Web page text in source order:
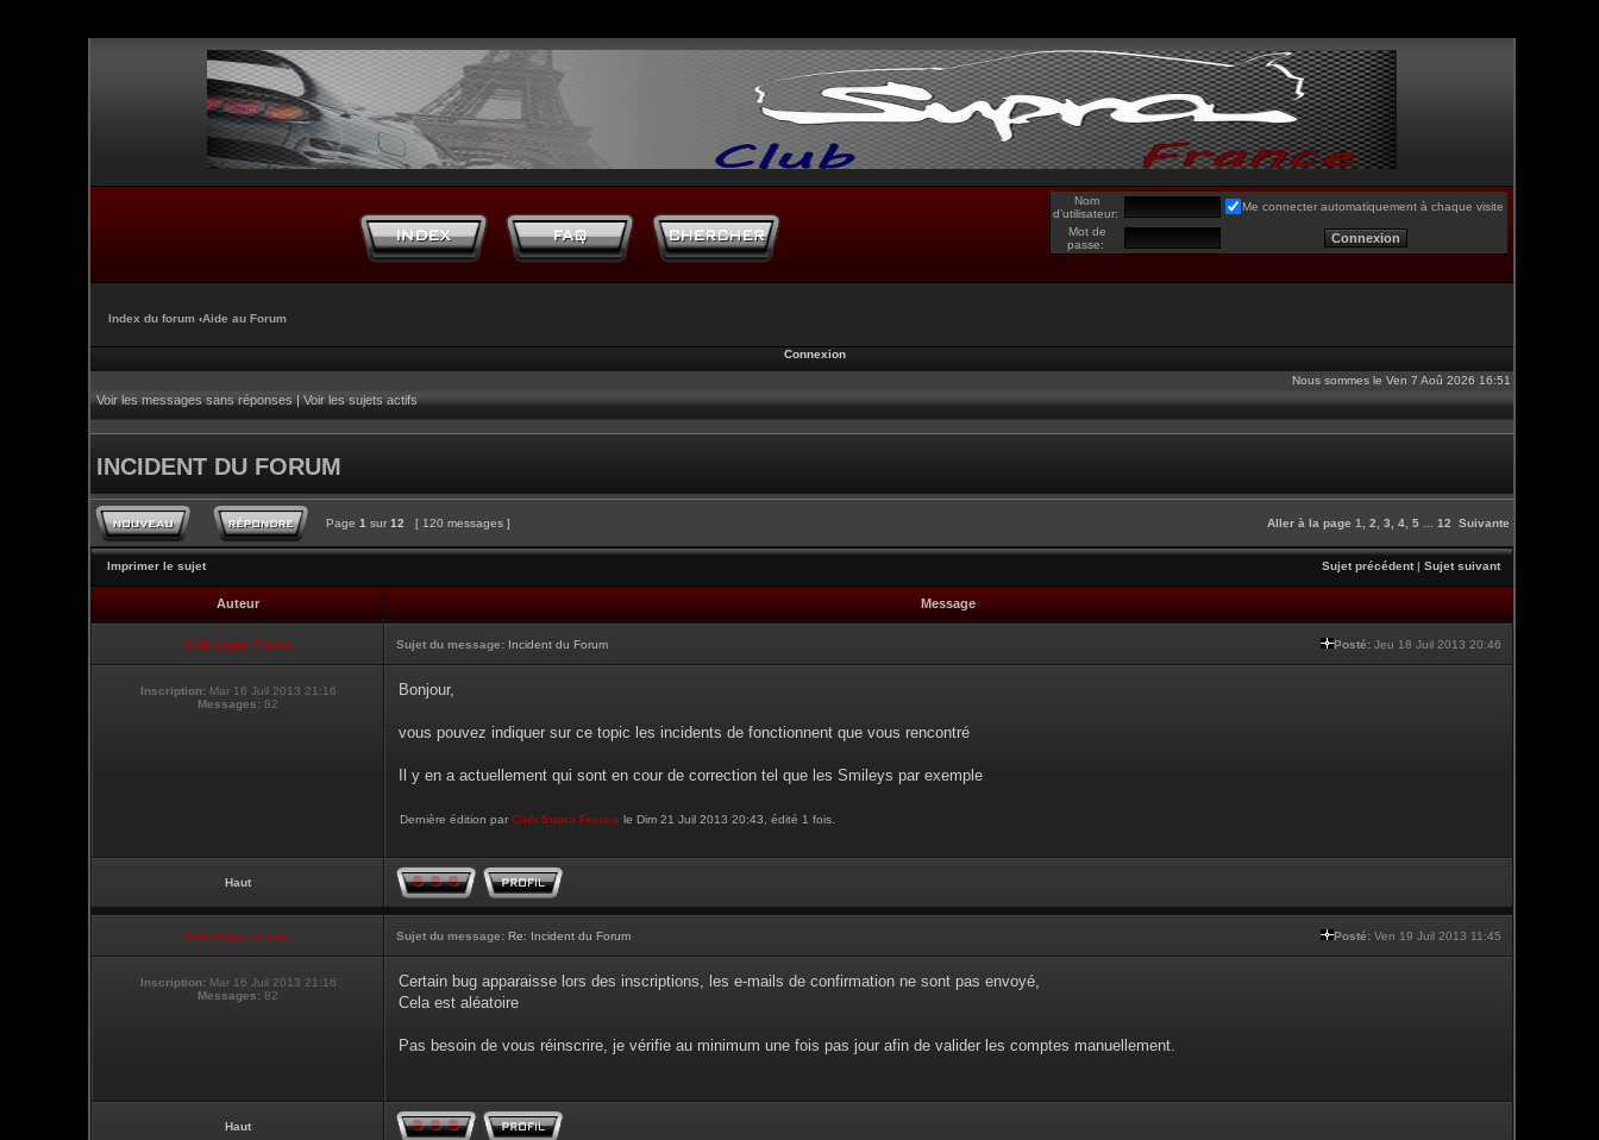
Nom
d’utilisateur:
Me connecter automatiquement à chaque visite
Mot de
passe:
Index du forum ‹Aide au Forum
Connexion
Nous sommes le Ven 7 Aoû 2026 16:51
Voir les messages sans réponses|Voir les sujets actifs
INCIDENT DU FORUM
Page 1 sur 12 [ 120 messages ] Aller à la page 1 2 3 4 5 12 Suivante
Imprimer le sujet Sujet précédent| Sujet suivant
Auteur Message
Club Supra France Sujet du message: Incident du Forum Posté: Jeu 18 Juil 2013 20:46
Inscription: Mar 16 Juil 2013 21:16
Messages: 82
Bonjour,
vous pouvez indiquer sur ce topic les incidents de fonctionnent que vous rencontré
Il y en a actuellement qui sont en cour de correction tel que les Smileys par exemple
Dernière édition par Club Supra France le Dim 21 Juil 2013 20:43, édité 1 fois.
Haut
Club Supra France Sujet du message: Re: Incident du Forum Posté: Ven 19 Juil 2013 11:45
Inscription: Mar 16 Juil 2013 21:16
Messages: 82
Certain bug apparaisse lors des inscriptions, les e-mails de confirmation ne sont pas envoyé,
Cela est aléatoire
Pas besoin de vous réinscrire, je vérifie au minimum une fois pas jour afin de valider les comptes manuellement.
Haut